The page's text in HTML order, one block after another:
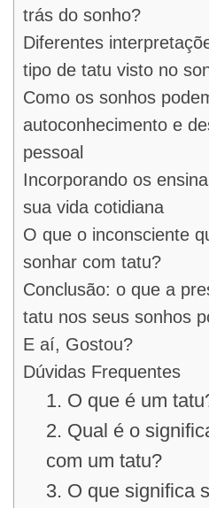
trás do sonho?
Diferentes
tipo de tatu visto no
Como os sonhos
autoconhecimento e
pessoal
Incorporando os
sua vida cotidiana
O que o inconsciente
sonhar com tatu?
Conclusão: o que a
tatu nos seus sonhos
E aí, Gostou?
Dúvidas Frequentes
1. O que é um
2. Qual é o
com um tatu?
3. O que significa